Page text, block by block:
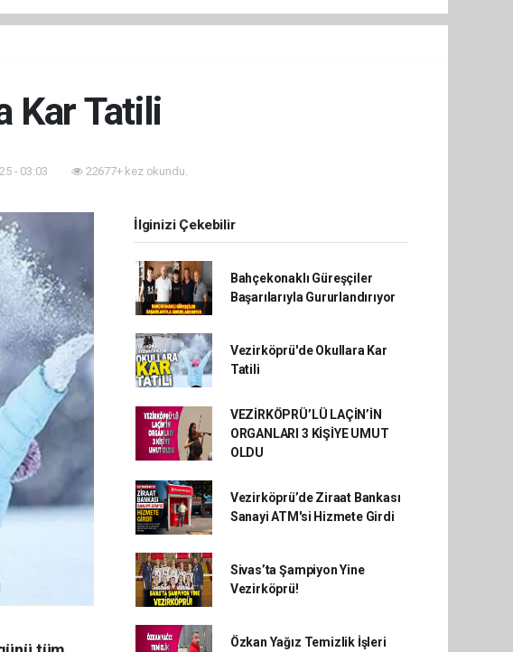
Kar Tatili
- 03:03 22677+ kez okundu.
İlginizi Çekebilir
Bahçekonaklı Güreşçiler
Başarılarıyla Gururlandırıyor
Vezirköprü'de Okullara Kar
Tatili
VEZİRKÖPRÜ’LÜ LAÇİN’İN
ORGANLARI 3 KİŞİYE UMUT
OLDU
Vezirköprü’de Ziraat Bankası
Sanayi ATM'si Hizmete Girdi
Sivas’ta Şampiyon Yine
Vezirköprü!
Özkan Yağız Temizlik İşleri